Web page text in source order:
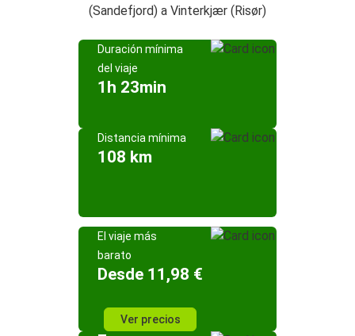
(Sandefjord) a Vinterkjær (Risør)
Duración mínima
del viaje
1h 23min
Distancia mínima
108 km
El viaje más
barato
Desde 11,98 €
Ver precios